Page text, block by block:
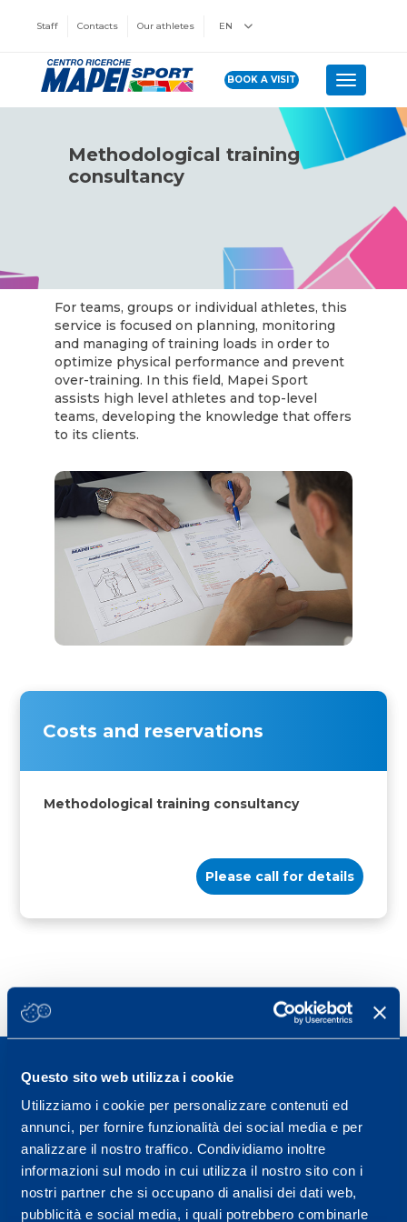
Questo sito web utilizza i cookie
Utilizziamo i cookie per personalizzare contenuti ed
annunci, per fornire funzionalità dei social media e per
analizzare il nostro traffico. Condividiamo inoltre
informazioni sul modo in cui utilizza il nostro sito con i
nostri partner che si occupano di analisi dei dati web,
pubblicità e social media, i quali potrebbero combinarle
Staff Contacts Our athletes EN
BOOK A VISIT Toggle
Methodological training
consultancy
For teams, groups or individual athletes, this
service is focused on planning, monitoring
and managing of training loads in order to
optimize physical performance and prevent
over-training. In this field, Mapei Sport
assists high level athletes and top-level
teams, developing the knowledge that offers
to its clients.
Costs and reservations
Methodological training consultancy
Please call for details
Sport Service Mapei S.r.l. - Via Busto Fagnano 38,
21057 Olgiate Olona (Varese) Italy.
To book a visit or for further information call +39